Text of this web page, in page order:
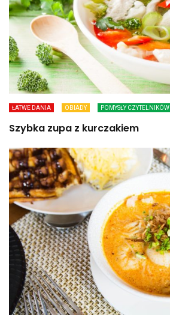
ŁATWE DANIA OBIADY POMYSŁY CZYTELNIKÓW
Szybka zupa z kurczakiem